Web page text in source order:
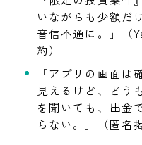
いながらも少額だ
音信不通に。」（
約）
「アプリの画面は
見えるけど、どう
を聞いても、出金
らない。」（匿名